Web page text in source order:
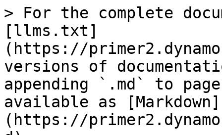
> For the complete
[llms.txt]
(https://
versions of
appending `.md` to
available as [Markdown]
(https://